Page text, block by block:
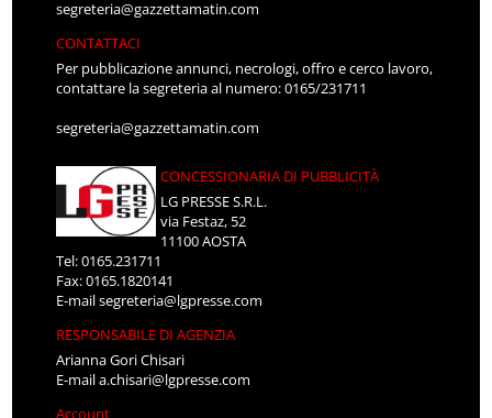
segreteria@gazzettamatin.com
CONTATTACI
Per pubblicazione annunci, necrologi, offro e cerco lavoro,
contattare la segreteria al numero: 0165/231711
segreteria@gazzettamatin.com
CONCESSIONARIA DI PUBBLICITÀ
LG PRESSE S.R.L.
via Festaz, 52
11100 AOSTA
Tel: 0165.231711
Fax: 0165.1820141
E-mailsegreteria@lgpresse.com
RESPONSABILE DI AGENZIA
Arianna Gori Chisari
E-maila.chisari@lgpresse.com
Account